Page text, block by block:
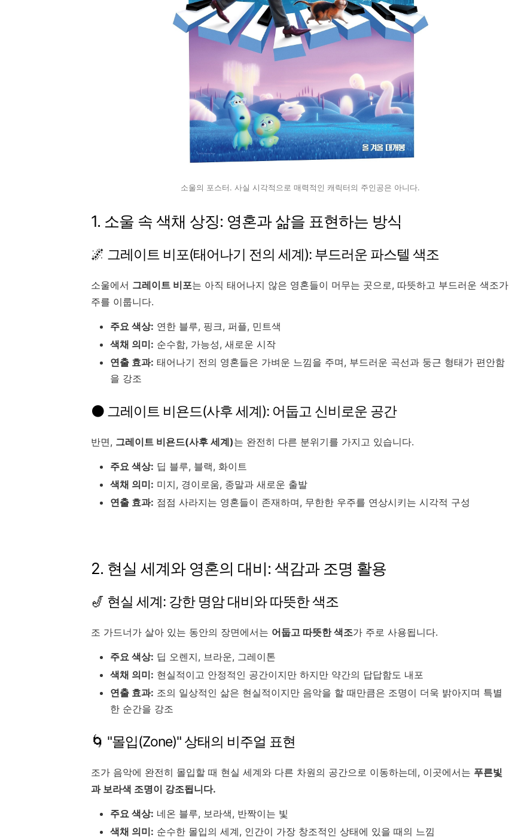
소울의 포스터. 사실 시각적으로 매력적인 캐릭터의 주인공은 아니다.
1. 소울 속 색채 상징: 영혼과 삶을 표현하는 방식
🌌 그레이트 비포(태어나기 전의 세계): 부드러운 파스텔 색조
소울에서 그레이트 비포는 아직 태어나지 않은 영혼들이 머무는 곳으로, 따뜻하고 부드러운 색조가
주를 이룹니다.
주요 색상: 연한 블루, 핑크, 퍼플, 민트색
색채 의미: 순수함, 가능성, 새로운 시작
연출 효과: 태어나기 전의 영혼들은 가벼운 느낌을 주며, 부드러운 곡선과 둥근 형태가 편안함
을 강조
⚫ 그레이트 비욘드(사후 세계): 어둡고 신비로운 공간
반면, 그레이트 비욘드(사후 세계)는 완전히 다른 분위기를 가지고 있습니다.
주요 색상: 딥 블루, 블랙, 화이트
색채 의미: 미지, 경이로움, 종말과 새로운 출발
연출 효과: 점점 사라지는 영혼들이 존재하며, 무한한 우주를 연상시키는 시각적 구성
2. 현실 세계와 영혼의 대비: 색감과 조명 활용
🎷 현실 세계: 강한 명암 대비와 따뜻한 색조
조 가드너가 살아 있는 동안의 장면에서는 어둡고 따뜻한 색조가 주로 사용됩니다.
주요 색상: 딥 오렌지, 브라운, 그레이톤
색채 의미: 현실적이고 안정적인 공간이지만 하지만 약간의 답답함도 내포
연출 효과: 조의 일상적인 삶은 현실적이지만 음악을 할 때만큼은 조명이 더욱 밝아지며 특별
한 순간을 강조
🌀 "몰입(Zone)" 상태의 비주얼 표현
조가 음악에 완전히 몰입할 때 현실 세계와 다른 차원의 공간으로 이동하는데, 이곳에서는 푸른빛
과 보라색 조명이 강조됩니다.
주요 색상: 네온 블루, 보라색, 반짝이는 빛
색채 의미: 순수한 몰입의 세계, 인간이 가장 창조적인 상태에 있을 때의 느낌